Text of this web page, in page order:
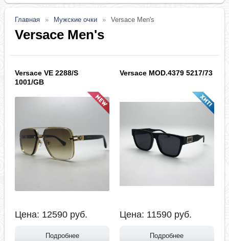
Главная Мужские очки Versace Men's
Versace Men's
Versace VE 2288/S
1001/GB
Цена: 12590 руб.
Подробнее
Versace MOD.4379 5217/73
Цена: 11590 руб.
Подробнее